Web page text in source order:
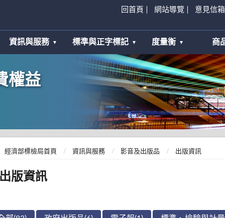
回首頁 網站導覽 意見信箱
資訊與服務 標準與正字標記 度量衡 商
權益
經濟部標檢局首頁 資訊與服務 影音及出版品 出版資訊
出版資訊